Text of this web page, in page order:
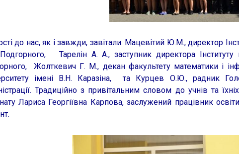
до нас, як і завжди, завітали: Мацевітий Ю.М., директор
Тарелін А. А., заступник директора
Жолткевич Г. М., декан факультету математики і
імені В.Н. Каразіна, та Курцев О.Ю., радник
Традиційно з привітальним словом до учнів та
Лариса Георгіївна Карпова, заслужений працівник